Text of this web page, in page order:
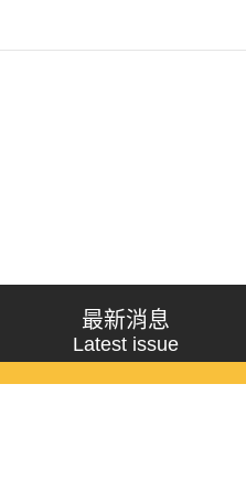
最新消息
Latest issue